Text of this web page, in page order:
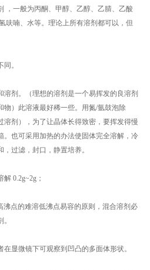
，一般为丙酮、甲醇、乙醇、乙腈、乙酸
呋喃、水等。理论上所有溶剂都可以，但
。
剂。（理想的溶剂是一个易挥发的良溶剂
物）此溶液最好稀一些。用氮/氩鼓泡除
溶剂），为了让晶体长得致密，要挥发得慢
。也可采用加热的办法使固体完全溶解，冷
过滤，封口，静置培养。
0.2g~2g；
沸点的难溶低沸点易容的原则，混合溶剂必
显微镜下可观察到凹凸的多面体形状。